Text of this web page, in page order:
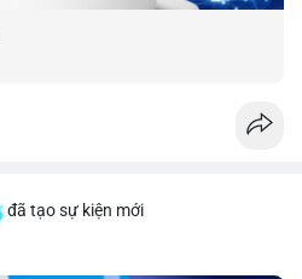
đã tạo sự kiện mới